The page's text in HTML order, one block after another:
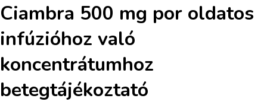
Ciambra 500 mg por oldatos
infúzióhoz való
koncentrátumhoz
betegtájékoztató